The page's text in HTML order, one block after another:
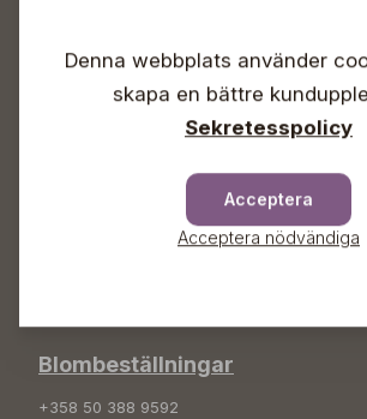
Lördagar 09-16
Blombeställningar
+358 50 388 9592
Denna webbplats använder
skapa en bättre
Sekretesspolicy
Acceptera
Acceptera nödvändiga